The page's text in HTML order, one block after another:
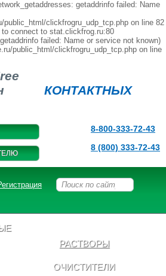
getaddrinfo failed: Name
clickfrogru_udp_tcp.php on line 82
connect to stat.clickfrog.ru:80
failed: Name or service not known)
public_html/clickfrogru_udp_tcp.php on line
КОНТАКТНЫХ
8-800-333-72-43
8 (800) 333-72-43
РАСТВОРЫ
ОЧИСТИТЕЛИ